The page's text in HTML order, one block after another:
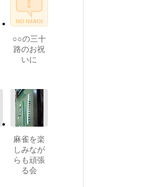
○○の三十
路のお祝
いに
麻雀を楽
しみなが
らも頑張
る会